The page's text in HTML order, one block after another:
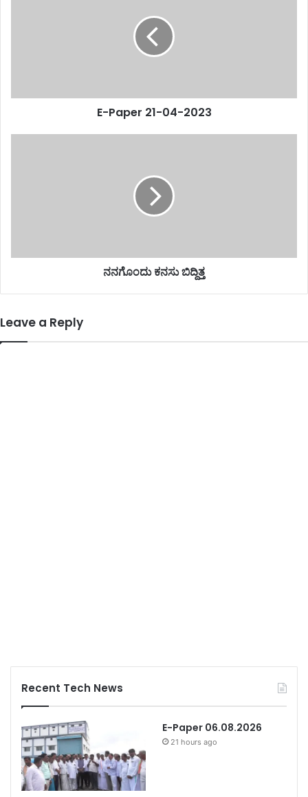
E-Paper 21-04-2023
ನನಗೊಂದು ಕನಸು ಬಿದ್ದಿತ್ತ
Leave a Reply
Recent Tech News
E-Paper 06.08.2026
21 hours ago